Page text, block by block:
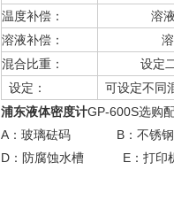
温度补偿：
溶液温
溶液补偿：
溶液可
混合比重：
设定二种
设定：
可设定不同
浦东液体密度计GP-600S选购
A：玻璃砝码 B：不锈
D：防腐蚀水槽 E：打印